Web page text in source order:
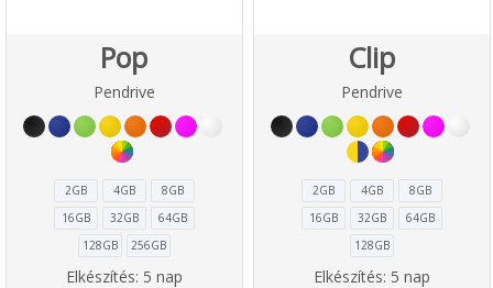
Pop
Pendrive
2GB 4GB
8GB
16GB
32GB
64GB
128GB
256GB
Elkészítés: 5 nap
Clip
Pendrive
2GB 4GB
8GB
16GB
32GB
64GB
128GB
Elkészítés: 5 nap